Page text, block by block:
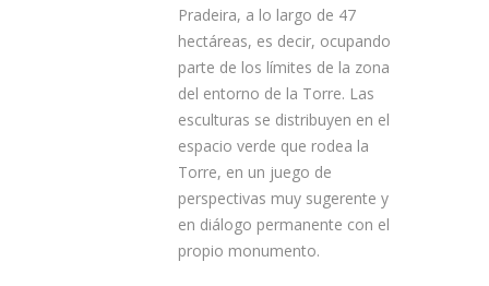
Pradeira, a lo largo de 47
hectáreas, es decir, ocupando
parte de los límites de la zona
del entorno de la Torre. Las
esculturas se distribuyen en el
espacio verde que rodea la
Torre, en un juego de
perspectivas muy sugerente y
en diálogo permanente con el
propio monumento.